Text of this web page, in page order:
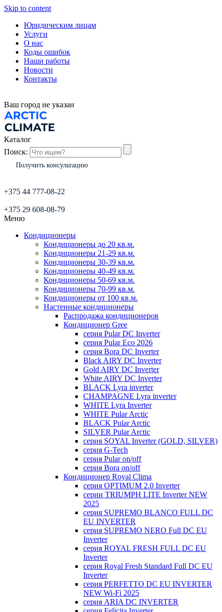
Skip to content
Юридическим лицам
Услуги
О нас
Коды ошибок
Наши работы
Новости
Контакты
Ваш город не указан
Каталог
Поиск:
Получить консультацию
+375 44 777-08-22
+375 29 608-08-79
Меню
Кондиционеры
Кондиционеры до 20 кв.м.
Кондиционеры 21-29 кв.м.
Кондиционеры 30-39 кв.м.
Кондиционеры 40-49 кв.м.
Кондиционеры 50-69 кв.м.
Кондиционеры 70-99 кв.м.
Кондиционеры от 100 кв.м.
Настенные кондиционеры
Распродажа кондиционеров
Кондиционер Gree
серия Pular DC Inverter
серия Pular Eco 2026
серия Bora DC Inverter
Black AIRY DC Inverter
Gold AIRY DC Inverter
White AIRY DC Inverter
BLACK Lyra inverter
CHAMPAGNE Lyra inverter
WHITE Lyra Inverter
WHITE Pular Arctic
BLACK Pular Arctic
SILVER Pular Arctic
серия SOYAL Inverter (GOLD, SILVER)
серия G-Tech
серия Pular on/off
серия Bora on/off
Кондиционер Royal Clima
серия OPTIMUM 2.0 Inverter
серии TRIUMPH LITE Inverter NEW
2025
серия SUPREMO BLANCO FULL DC
EU INVERTER
серия SUPREMO NERO Full DC EU
Inverter
серия ROYAL FRESH FULL DC EU
Inverter
серия Royal Fresh Standard Full DC EU
Inverter
серия PERFETTO DC EU INVERTER
NEW Wi-Fi 2025
серия ARIA DC INVERTER